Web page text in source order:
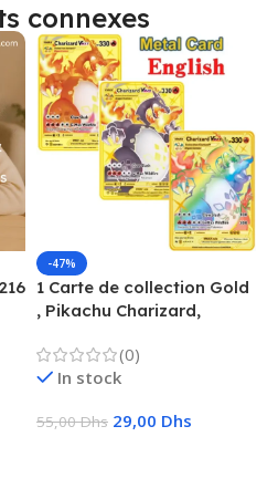
connexes
-47%
1 Carte de collection Gold
, Pikachu Charizard,
(0)
In stock
55,00Dhs 29,00 Dhs